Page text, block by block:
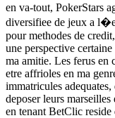
en va-tout, PokerStars
diversifiee de jeux a
pour methodes de
une perspective
ma amitie. Les ferus en
etre affrioles en ma
immatricules
deposer leurs
en tenant BetClic reside